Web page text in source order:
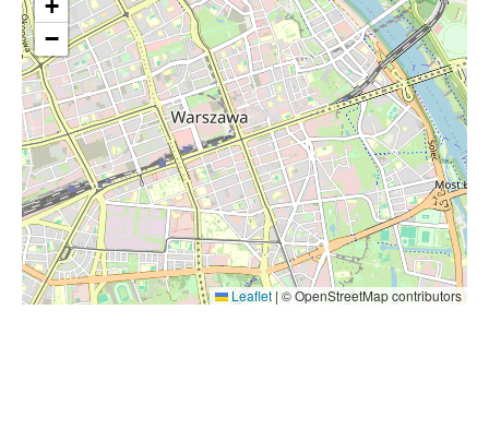
+
−
Leaflet | © OpenStreetMap contributors